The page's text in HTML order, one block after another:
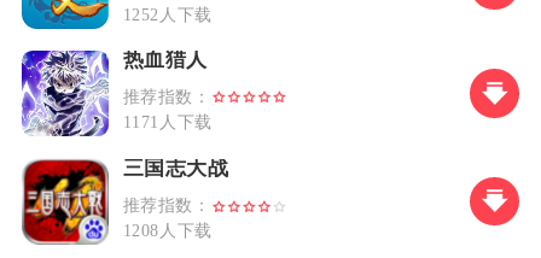
1252人下载
热血猎人
推荐指数：
1171人下载
三国志大战
推荐指数：
1208人下载